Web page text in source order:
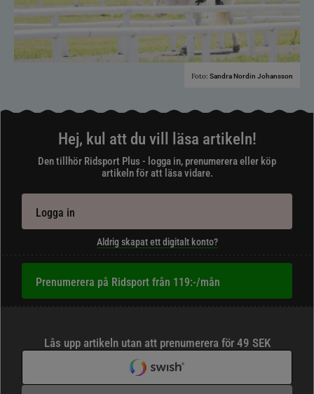
Foto: Sandra Nordin Johansson
Hej, kul att du vill läsa artikeln!
Den tillhör Ridsport Plus - logga in, prenumerera eller köp
artikeln för att läsa vidare.
Logga in
Aldrig skapat ett digitalt konto?
Prenumerera på Ridsport från 119:-/mån